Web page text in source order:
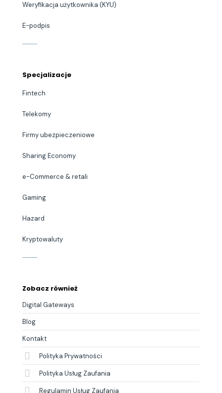
Weryfikacja użytkownika (KYU)
E-podpis
Specjalizacje
Fintech
Telekomy
Firmy ubezpieczeniowe
Sharing Economy
e-Commerce & retali
Gaming
Hazard
Kryptowaluty
Zobacz również
Digital Gateways
Blog
Kontakt
Polityka Prywatności
Polityka Usług Zaufania
Regulamin Usług Zaufania